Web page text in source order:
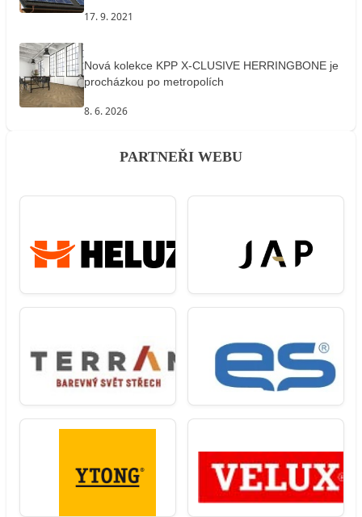
17. 9. 2021
Nová kolekce KPP X-CLUSIVE HERRINGBONE je
procházkou po metropolích
8. 6. 2026
PARTNEŘI WEBU